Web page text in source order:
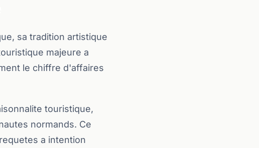
sa tradition artistique
majeure a
le chiffre d'affaires
touristique,
normands. Ce
a intention